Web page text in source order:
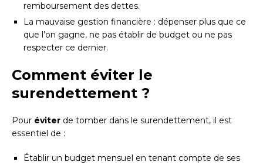
remboursement des dettes.
La mauvaise gestion financière : dépenser plus que ce
que l’on gagne, ne pas établir de budget ou ne pas
respecter ce dernier.
Comment éviter le
surendettement ?
Pour éviter de tomber dans le surendettement, il est
essentiel de :
Établir un budget mensuel en tenant compte de ses